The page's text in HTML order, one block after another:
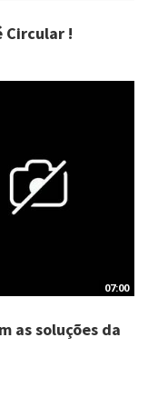
Circular !
07:00
as soluções da